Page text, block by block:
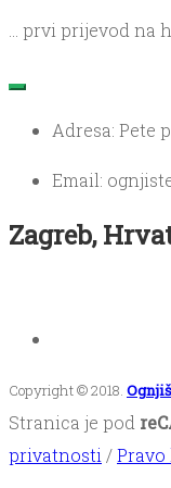
… prvi prijevod na
Adresa: Pete
Email:
Zagreb,
Copyright © 2018.
Stranica je pod
privatnosti /